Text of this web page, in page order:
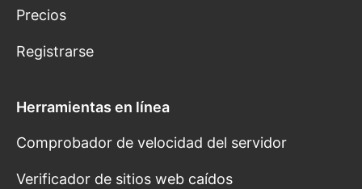
Precios
Registrarse
Herramientas en línea
Comprobador de velocidad del servidor
Verificador de sitios web caídos